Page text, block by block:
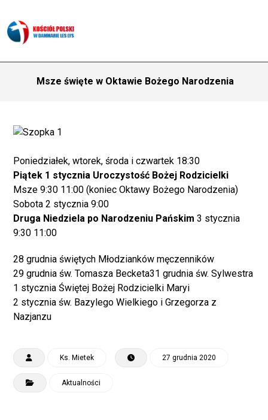
Msze święte w Oktawie Bożego Narodzenia
Poniedziałek, wtorek, środa i czwartek 18:30
Piątek 1 stycznia Uroczystość Bożej Rodzicielki
Msze 9:30 11:00 (koniec Oktawy Bożego Narodzenia)
Sobota 2 stycznia 9:00
Druga Niedziela po Narodzeniu Pańskim 3 stycznia
9:30 11:00
28 grudnia świętych Młodzianków męczenników
29 grudnia św. Tomasza Becketa31 grudnia św. Sylwestra
1 stycznia Świętej Bożej Rodzicielki Maryi
2 stycznia św. Bazylego Wielkiego i Grzegorza z
Nazjanzu
Ks. Mietek 27 grudnia 2020
Aktualności